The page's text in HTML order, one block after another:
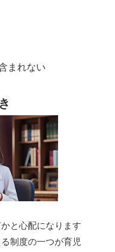
まれない
と心配になります
制度の一つが育児